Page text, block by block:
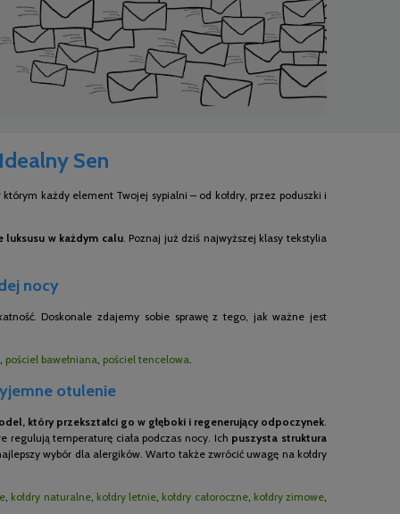
Sen
każdy element Twojej sypialni – od kołdry, przez poduszki i
luksusu w każdym calu. Poznaj już dziś najwyższej klasy tekstylia
nocy
Doskonale zdajemy sobie sprawę z tego, jak ważne jest
pościel bawełniana pościel tencelowa
otulenie
który przekształci go w głęboki i regenerujący odpoczynek
regulują temperaturę ciała podczas nocy. Ich puszysta struktura
wybór dla alergików. Warto także zwrócić uwagę na kołdry
kołdry naturalne, kołdry letnie kołdry całoroczne, kołdry zimowe